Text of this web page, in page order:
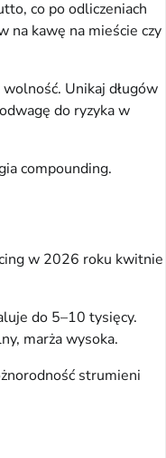
co po odliczeniach
na kawę na mieście czy
Unikaj długów
do ryzyka w
compounding.
w 2026 roku kwitnie
do 5–10 tysięcy.
marża wysoka.
strumieni